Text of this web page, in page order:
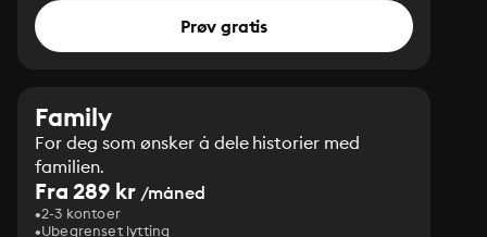
Prøv gratis
Family
For deg som ønsker å dele historier med
familien.
Fra 289 kr/måned
2-3 kontoer
Ubegrenset lytting